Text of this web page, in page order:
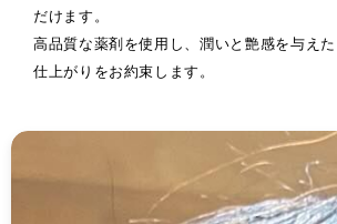
だけます。
高品質な薬剤を使用し、潤いと艶感を与えた
仕上がりをお約束します。